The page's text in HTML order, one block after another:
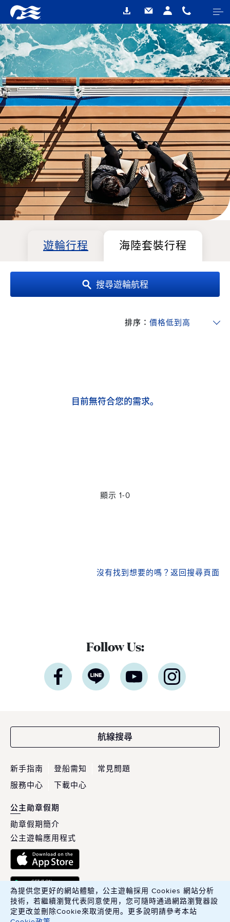
遊輪行程 海陸套裝行程
搜尋遊輪航程
排序：
目前無符合您的需求。
顯示 1-0
沒有找到想要的嗎？ 返回搜尋頁面
Follow Us:
航線搜尋
新手指南 登船需知
常見問題
服務中心
下載中心
公主勛章假期
勛章假期簡介
公主遊輪應用程式
為提供您更好的網站體驗，公主遊輪採用 Cookies 網站分析
技術，若繼續瀏覽代表同意使用，您可隨時通過網路瀏覽器設
定更改並刪除Cookie來取消使用。更多說明請參考本站